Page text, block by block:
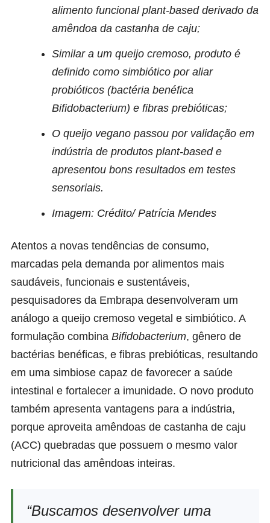
alimento funcional plant-based derivado da
amêndoa da castanha de caju;
Similar a um queijo cremoso, produto é
definido como simbiótico por aliar
probióticos (bactéria benéfica
Bifidobacterium) e fibras prebióticas;
O queijo vegano passou por validação em
indústria de produtos plant-based e
apresentou bons resultados em testes
sensoriais.
Imagem: Crédito/ Patrícia Mendes
Atentos a novas tendências de consumo,
marcadas pela demanda por alimentos mais
saudáveis, funcionais e sustentáveis,
pesquisadores da Embrapa desenvolveram um
análogo a queijo cremoso vegetal e simbiótico. A
formulação combina Bifidobacterium, gênero de
bactérias benéficas, e fibras prebióticas, resultando
em uma simbiose capaz de favorecer a saúde
intestinal e fortalecer a imunidade. O novo produto
também apresenta vantagens para a indústria,
porque aproveita amêndoas de castanha de caju
(ACC) quebradas que possuem o mesmo valor
nutricional das amêndoas inteiras.
“Buscamos desenvolver uma